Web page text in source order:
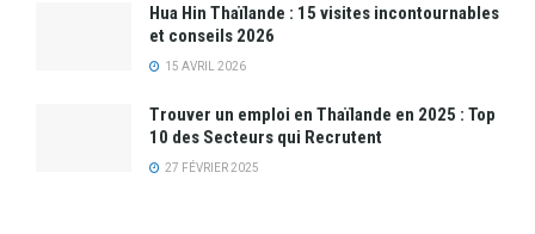
Hua Hin Thaïlande : 15 visites incontournables
et conseils 2026
15 AVRIL 2026
Trouver un emploi en Thaïlande en 2025 : Top
10 des Secteurs qui Recrutent
27 FÉVRIER 2025